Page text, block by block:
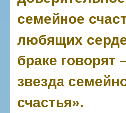
семейное
любящих
браке говорят
звезда
счастья».